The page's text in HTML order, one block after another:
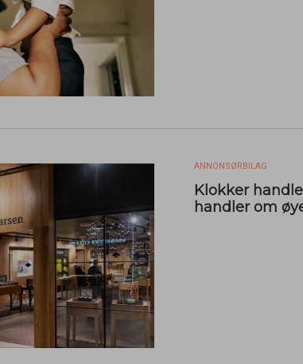
ANNONSØRBILAG
Klokker
handler om